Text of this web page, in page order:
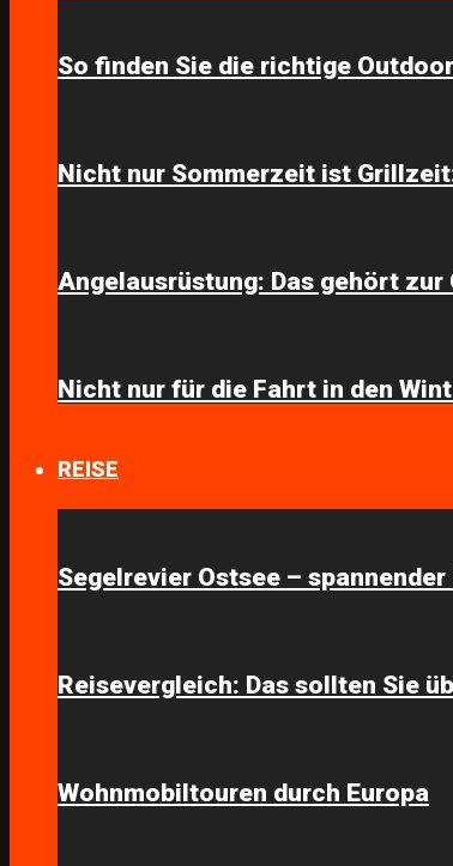
So finden Sie die richtige
Nicht nur Sommerzeit ist
Angelausrüstung: Das gehört
Nicht nur für die Fahrt in den
REISE
Segelrevier Ostsee –
Reisevergleich: Das sollten Sie
Wohnmobiltouren durch Europa